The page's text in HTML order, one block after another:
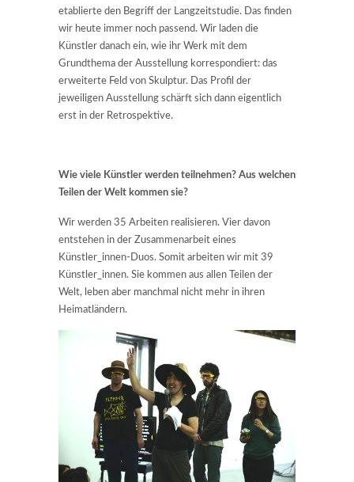
etablierte den Begriff der Langzeitstudie. Das finden
wir heute immer noch passend. Wir laden die
Künstler danach ein, wie ihr Werk mit dem
Grundthema der Ausstellung korrespondiert: das
erweiterte Feld von Skulptur. Das Profil der
jeweiligen Ausstellung schärft sich dann eigentlich
erst in der Retrospektive.
Wie viele Künstler werden teilnehmen? Aus welchen
Teilen der Welt kommen sie?
Wir werden 35 Arbeiten realisieren. Vier davon
entstehen in der Zusammenarbeit eines
Künstler_innen-Duos. Somit arbeiten wir mit 39
Künstler_innen. Sie kommen aus allen Teilen der
Welt, leben aber manchmal nicht mehr in ihren
Heimatländern.